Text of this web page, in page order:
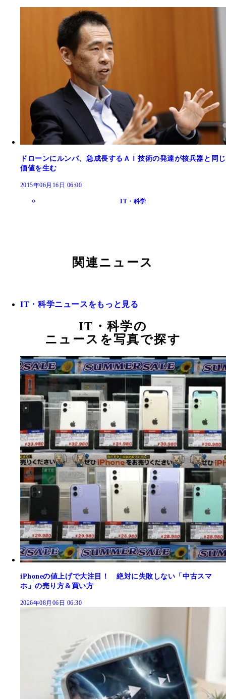
ドローンにルンバ、急成長するＡＩ技術の発達が核兵器と同じ
価値を生む
2015年06月16日 06:00
IT・科学
関連ニュース
IT・科学ニュースをもっと見る
IT・科学の
ニュースを写真で探す
iPhoneの値上げで大注目！ 絶対に失敗しない「中古スマ
ホ」の売り方＆買い方
2026年08月06日 06:30